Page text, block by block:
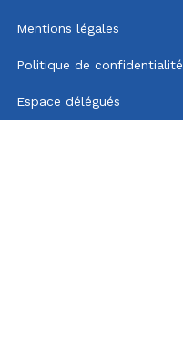
Mentions légales
Politique de confidentialité
Espace délégués